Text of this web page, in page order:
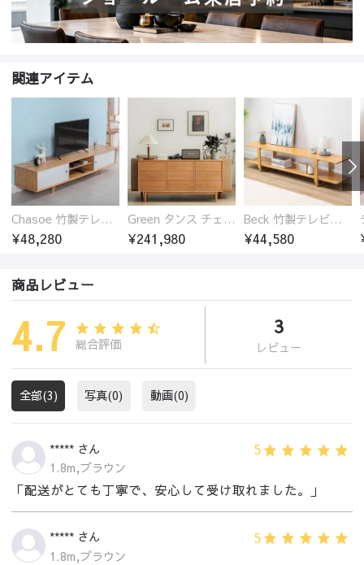
関連アイテム
Chasoe 竹製テレビ台 ローボード
¥48,280
Green タンス チェスト チェリー材 無垢材
¥241,980
Beck 竹製テレビ台 ローボード 開放的
¥44,580
商品レビュー
4.7 総合評価
3
レビュー
全部(3) 写真(0) 動画(0)
***** さん 5
1.8m,ブラウン
「配送がとても丁寧で、安心して受け取れました。」
***** さん 5
1.8m,ブラウン